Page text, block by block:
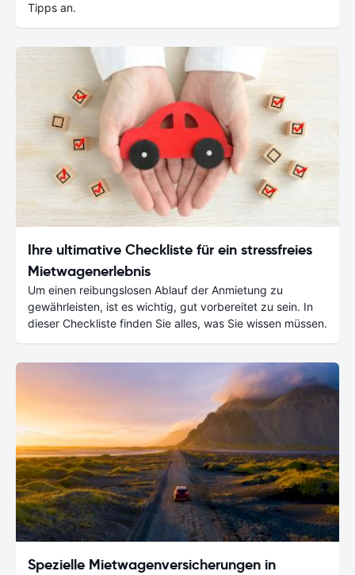
Tipps an.
Ihre ultimative Checkliste für ein stressfreies
Mietwagenerlebnis
Um einen reibungslosen Ablauf der Anmietung zu
gewährleisten, ist es wichtig, gut vorbereitet zu sein. In
dieser Checkliste finden Sie alles, was Sie wissen müssen.
Spezielle Mietwagenversicherungen in